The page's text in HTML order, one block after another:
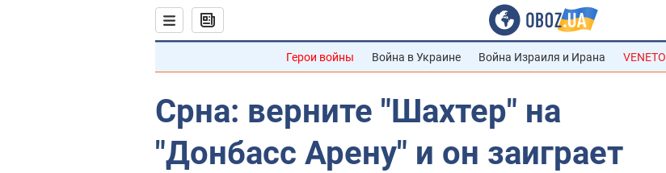
Герои войны Война в Украине Война Израиля и Ирана VENETO
Срна: верните "Шахтер" на
"Донбасс Арену" и он заиграет